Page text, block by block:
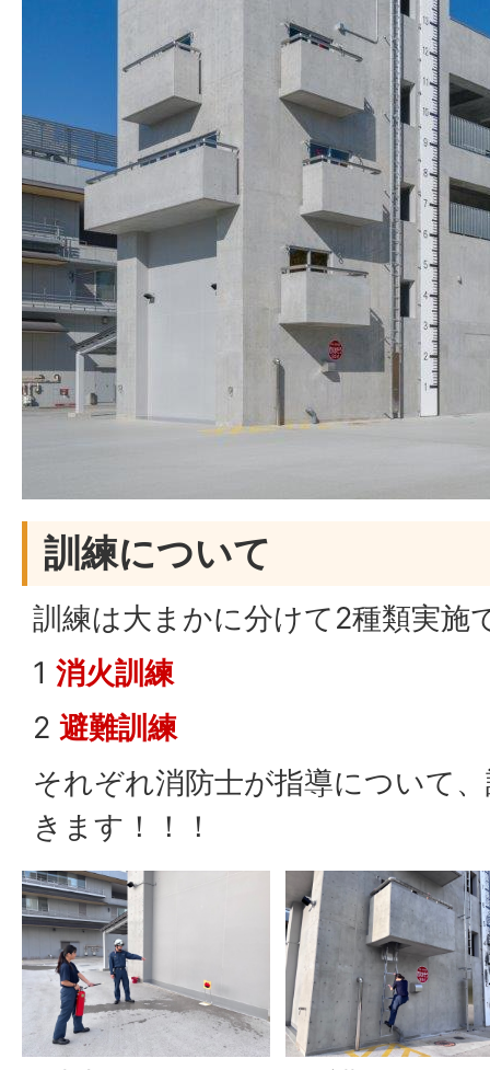
訓練について
訓練は大まかに分けて2種類実施
1 消火訓練
2 避難訓練
それぞれ消防士が指導について
きます！！！